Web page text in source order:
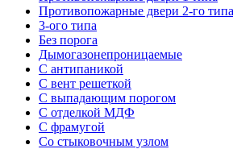
Противопожарные двери 2-го типа
3-ого типа
Без порога
Дымогазонепроницаемые
С антипаникой
С вент решеткой
С выпадающим порогом
С отделкой МДФ
С фрамугой
Со стыковочным узлом